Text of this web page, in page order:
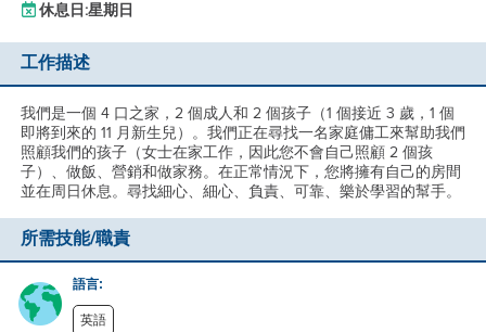
休息日:星期日
工作描述
我們是一個 4 口之家，2 個成人和 2 個孩子（1 個接近 3 歲，1 個
即將到來的 11 月新生兒）。我們正在尋找一名家庭傭工來幫助我們
照顧我們的孩子（女士在家工作，因此您不會自己照顧 2 個孩
子）、做飯、營銷和做家務。在正常情況下，您將擁有自己的房間
並在周日休息。尋找細心、細心、負責、可靠、樂於學習的幫手。
所需技能/職責
語言:
英語